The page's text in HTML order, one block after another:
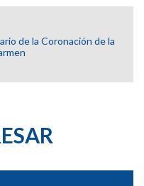
de la Coronación de la